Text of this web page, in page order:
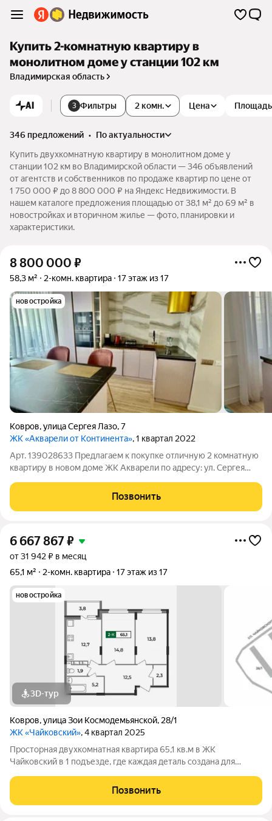
Купить 2-комнатную квартиру в
монолитном доме у станции 102 км
Владимирская область
AI 3 Фильтры 2 комн. Цена Площадь
346 предложений •
по актуальности
Купить двухкомнатную квартиру в монолитном доме у
станции 102 км во Владимирской области — 346 объявлений
от агентств и собственников по продаже квартир по цене от
1 750 000 ₽ до 8 800 000 ₽ на Яндекс Недвижимости. В
нашем каталоге предложения площадью от 38,1 м² до 69 м² в
новостройках и вторичном жилье — фото, планировки и
характеристики.
8 800 000 ₽
58,3 м² 2-комн. квартира 17 этаж из 17
новостройка
Ковров,улица Сергея Лазо,7
ЖК «Акварели от Континента», 1 квартал 2022
Арт. 139028633 Предлагаем к покупке отличную 2 комнатную
квартиру в новом доме ЖК Акварели по адресу: ул. Сергея
монолитного дома. Общая площадь 61.55 кв.м, кухня 13,43,
комнаты 19 и 12.5 кв.м.
Позвонить
6 667 867₽
от 31 942 ₽ в месяц
65,1 м²
2-комн. квартира 17 этаж из 17
новостройка
3D-тур
Ковров,улица Зои Космодемьянской, 28/1
ЖК «Чайковский», 4 квартал 2025
Просторная двухкомнатная квартира 65,1 кв.м в ЖК
Чайковский в 1 подъезде, где каждая деталь создана для
ванная комната площадью 5 кв.м , а туалет 1,9ниша под шкаф-
купе в прихожей: вы сможете
Позвонить